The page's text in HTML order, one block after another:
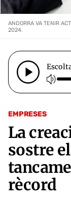
EMPRESES
La
sostre
rècord
ANDORRA VA TENIR
2024.